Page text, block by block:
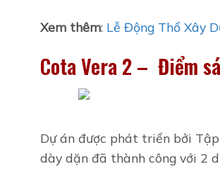
Xem thêm: Lễ Động Thổ Xây
Cota Vera 2 – Điểm
Dự án được phát triển bởi
dày dặn đã thành công với 2